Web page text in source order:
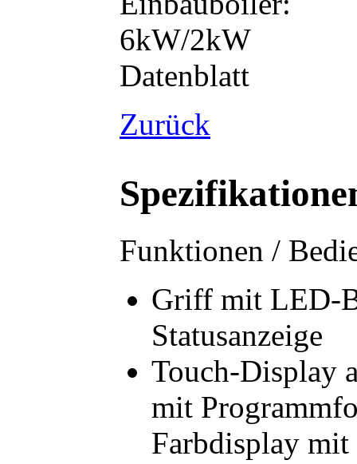
6kW/2kW
Datenblatt
Zurück
Funktionen /
Griff mit LED-
Statusanzeige
Touch-Display
mit
Farbdisplay